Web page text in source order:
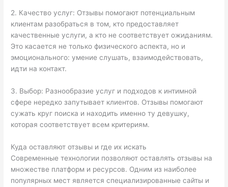
2. Качество услуг: Отзывы помогают потенциальным
клиентам разобраться в том, кто предоставляет
качественные услуги, а кто не соответствует ожиданиям.
Это касается не только физического аспекта, но и
эмоционального: умение слушать, взаимодействовать,
идти на контакт.
3. Выбор: Разнообразие услуг и подходов к интимной
сфере нередко запутывает клиентов. Отзывы помогают
сужать круг поиска и находить именно ту девушку,
которая соответствует всем критериям.
Куда оставляют отзывы и где их искать
Современные технологии позволяют оставлять отзывы на
множестве платформ и ресурсов. Одним из наиболее
популярных мест является специализированные сайты и